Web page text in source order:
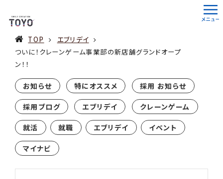
TOP
エブリデイ
ついに！クレーンゲーム事業部の新店舗グランドオープ
ン！！
お知らせ 特にオススメ 採用 お知らせ
採用ブログ エブリデイ クレーンゲーム
就活 就職 エブリデイ イベント
マイナビ